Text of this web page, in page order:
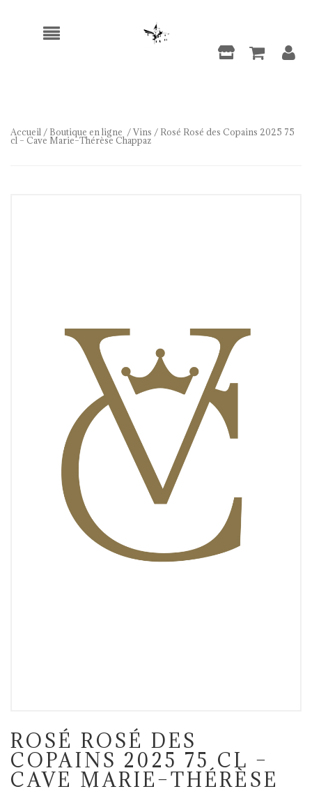
Accueil / Boutique en ligne /Vins / Rosé Rosé des Copains 2025 75
cl – Cave Marie–Thérèse Chappaz
ROSÉ ROSÉ DES
COPAINS 2025 75 CL –
CAVE MARIE–THÉRÈSE